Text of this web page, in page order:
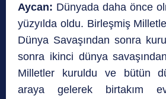
Aycan: Dünyada daha önce
yüzyılda oldu. Birleşmiş
Dünya Savaşından sonra
sonra ikinci dünya
Milletler kuruldu ve bütün
araya gelerek birtakım